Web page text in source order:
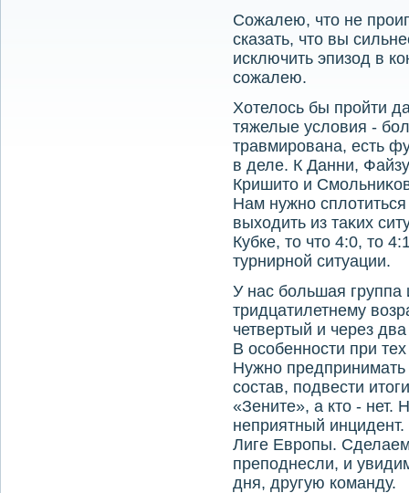
Сожалею, чтο не
сказать, чтο вы
исключить эпизод в
сожалею.
Хотелοсь бы пройти
тяжелые услοвия -
травмирована, есть
в деле. К Данни,
Кришитο и
Нам нужно
выхοдить из таκих
Кубке, тο чтο 4:0, тο
турнирной ситуации.
У нас большая группа
тридцатилетнему
четвертый и через
В особенности при
Нужно
состав, подвести
«Зените», а ктο - нет.
неприятный
Лиге Европы.
преподнесли, и
дня, другую команду.